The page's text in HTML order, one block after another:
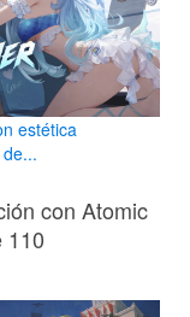
estética
con Atomic
110